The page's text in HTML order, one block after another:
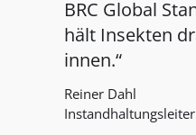
BRC Global
hält Insekten
innen.
Reiner Dahl
Instandhaltungsleiter